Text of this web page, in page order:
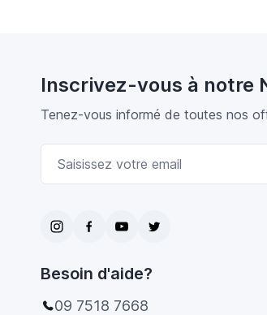
Inscrivez-vous à notre
Tenez-vous informé de toutes nos
Besoin d'aide?
09 7518 7668